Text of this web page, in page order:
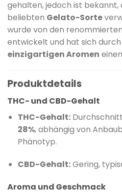
gehalten, jedoch ist bekannt,
beliebten Gelato-Sorte
wurde von den renommierten
entwickelt und hat sich
einzigartigen Aromen
Produktdetails
THC- und CBD-Gehalt
THC-Gehalt:
28%, abhängig von
Phänotyp.
CBD-Gehalt:Gering,
Aroma und Geschmack